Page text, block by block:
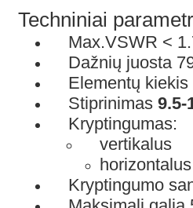
Techniniai
Max.VSWR <
Dažnių juosta
Elementų kiekis
Stiprinimas 9.5-
Kryptingumas:
vertikalus
Kryptingumo